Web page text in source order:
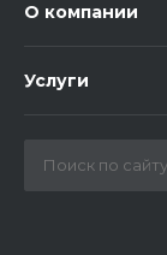
О компании
Услуги